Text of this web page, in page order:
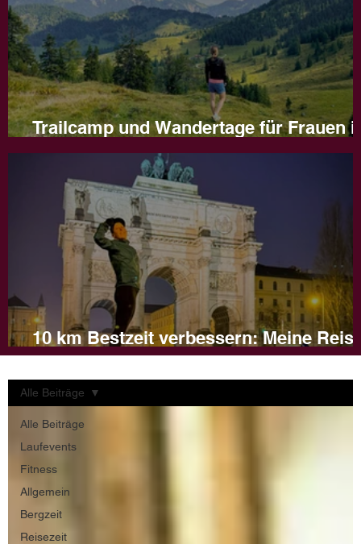
Trailcamp und Wandertage für Frauen
Naturns
10 km Bestzeit verbessern: Meine
und Tipps für dein Training
Alle Beiträge
Laufevents
Fitness
Allgemein
Bergzeit
Reisezeit
Alle Beiträge